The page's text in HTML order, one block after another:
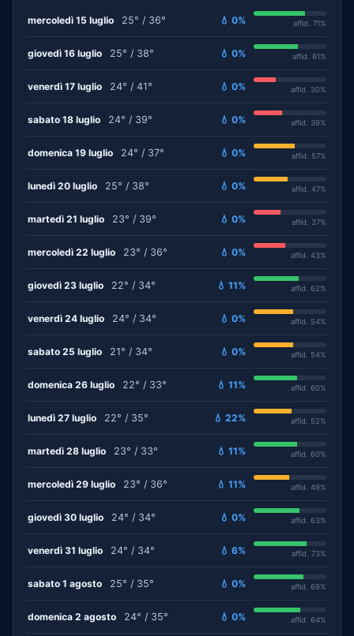
mercoledì 15 luglio 25° / 36° 💧 0% affid. 71%
giovedì 16 luglio 25° / 38° 💧 0% affid. 61%
venerdì 17 luglio 24° / 41° 💧 0% affid. 30%
sabato 18 luglio 24° / 39° 💧 0% affid. 39%
domenica 19 luglio 24° / 37° 💧 0% affid. 57%
lunedì 20 luglio 25° / 38° 💧 0% affid. 47%
martedì 21 luglio 23° / 39° 💧 0% affid. 37%
mercoledì 22 luglio 23° / 36° 💧 0% affid. 43%
giovedì 23 luglio 22° / 34° 💧 11% affid. 62%
venerdì 24 luglio 24° / 34° 💧 0% affid. 54%
sabato 25 luglio 21° / 34° 💧 0% affid. 54%
domenica 26 luglio 22° / 33° 💧 11% affid. 60%
lunedì 27 luglio 22° / 35° 💧 22% affid. 52%
martedì 28 luglio 23° / 33° 💧 11% affid. 60%
mercoledì 29 luglio 23° / 36° 💧 11% affid. 49%
giovedì 30 luglio 24° / 34° 💧 0% affid. 63%
venerdì 31 luglio 24° / 34° 💧 6% affid. 73%
sabato 1 agosto 25° / 35° 💧 0% affid. 69%
domenica 2 agosto 24° / 35° 💧 0% affid. 64%